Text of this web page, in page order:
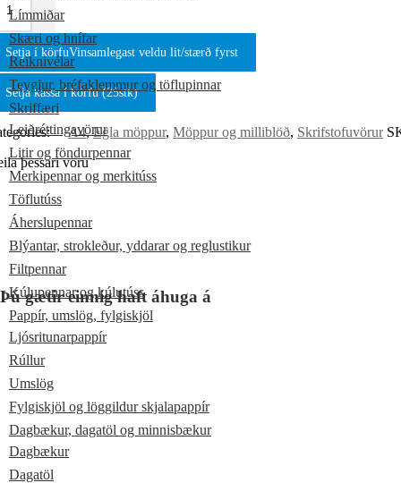
Límmiðar
Skæri og hnífar
Reiknivélar
Teygjur, bréfaklemmur og töflupinnar
Skriffæri
Leiðréttingavörur
Litir og föndurpennar
Merkipennar og merkitúss
Töflutúss
Áherslupennar
Blýantar, strokleður, yddarar og reglustikur
Filtpennar
Kúlupennar og kúlutúss
Pappír, umslög, fylgiskjöl
Ljósritunarpappír
Rúllur
Umslög
Fylgiskjöl og löggildur skjalapappír
Dagbækur, dagatöl og minnisbækur
Dagbækur
Dagatöl
Setja í körfuVinsamlegast veldu lit/stærð fyrst
Setja kassa í körfu (25stk)
A4,Egla möppur, Möppur og milliblöð, Skrifstofuvörur
þessari vöru
Þú gætir einnig haft áhuga á